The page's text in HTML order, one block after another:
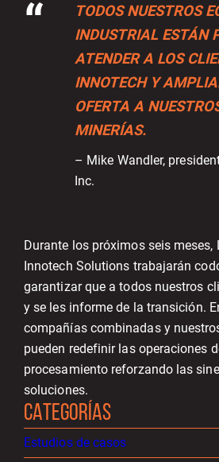
CATEGORÍAS
Estudios de casos
TODOS NUESTROS
INDUSTRIAL ESTÁN
ATENDER A LOS
INNOTECH Y
OFERTA A
MINERÍAS.
– Mike Wandler,
Inc.
Durante los próximos seis meses,
Innotech Solutions trabajarán
garantizar que a todos nuestros
y se les informe de la transición.
compañías combinadas y
pueden redefinir las operaciones
procesamiento reforzando las
soluciones.